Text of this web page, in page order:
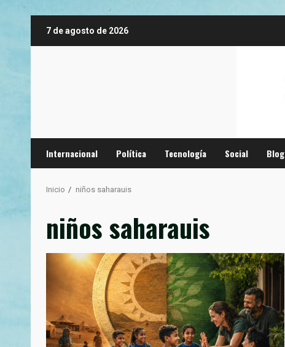
7 de agosto de 2026
Internacional Política Tecnología Social Blog
Inicio niños saharauis
niños saharauis